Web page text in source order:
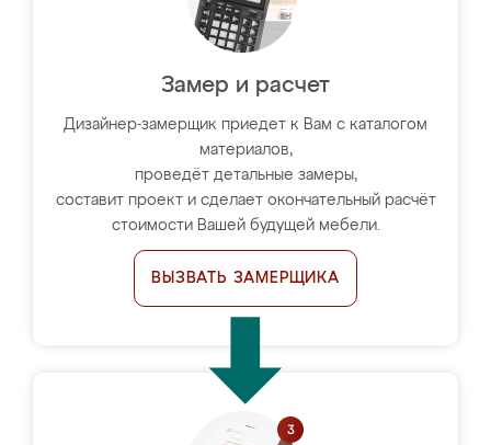
Замер и расчет
Дизайнер-замерщик приедет к Вам с каталогом
материалов,
проведёт детальные замеры,
составит проект и сделает окончательный расчёт
стоимости Вашей будущей мебели.
ВЫЗВАТЬ ЗАМЕРЩИКА